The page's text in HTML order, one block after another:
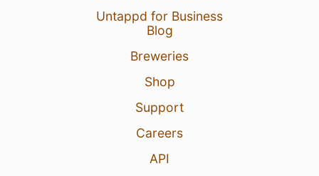
Untappd for Business
Blog
Breweries
Shop
Support
Careers
API